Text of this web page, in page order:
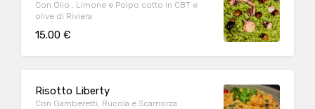
Con Olio , Limone e Polpo cotto in CBT e
olive di Riviera
15.00 €
Risotto Liberty
Con Gamberetti, Rucola e Scamorza